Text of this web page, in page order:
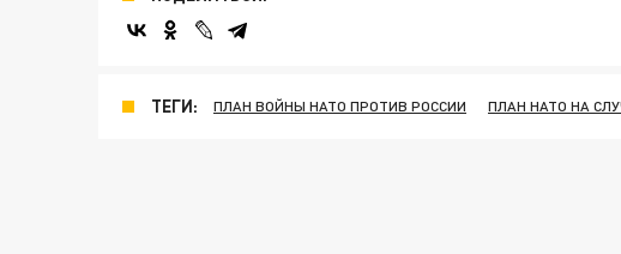
ТЕГИ: ПЛАН ВОЙНЫ НАТО ПРОТИВ РОССИИ ПЛАН НАТО НА